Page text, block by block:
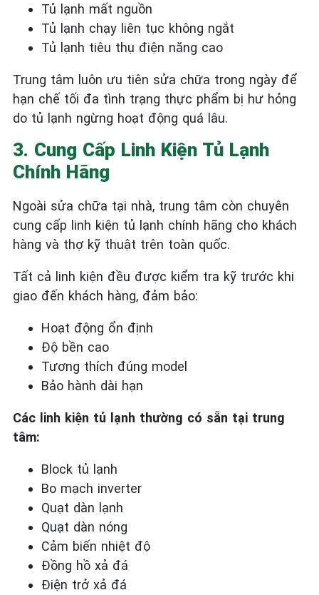
Tủ lạnh mất nguồn
Tủ lạnh chạy liên tục không ngắt
Tủ lạnh tiêu thụ điện năng cao
Trung tâm luôn ưu tiên sửa chữa trong ngày để
hạn chế tối đa tình trạng thực phẩm bị hư hỏng
do tủ lạnh ngừng hoạt động quá lâu.
3. Cung Cấp Linh Kiện Tủ Lạnh
Chính Hãng
Ngoài sửa chữa tại nhà, trung tâm còn chuyên
cung cấp linh kiện tủ lạnh chính hãng cho khách
hàng và thợ kỹ thuật trên toàn quốc.
Tất cả linh kiện đều được kiểm tra kỹ trước khi
giao đến khách hàng, đảm bảo:
Hoạt động ổn định
Độ bền cao
Tương thích đúng model
Bảo hành dài hạn
Các linh kiện tủ lạnh thường có sẵn tại trung
tâm:
Block tủ lạnh
Bo mạch inverter
Quạt dàn lạnh
Quạt dàn nóng
Cảm biến nhiệt độ
Đồng hồ xả đá
Điện trở xả đá